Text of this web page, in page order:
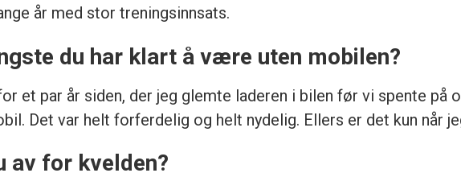
år med stor treningsinnsats.
du har klart å være uten mobilen?
et par år siden, der jeg glemte laderen i bilen før vi spente på
Det var helt forferdelig og helt nydelig. Ellers er det kun når
av for kvelden?